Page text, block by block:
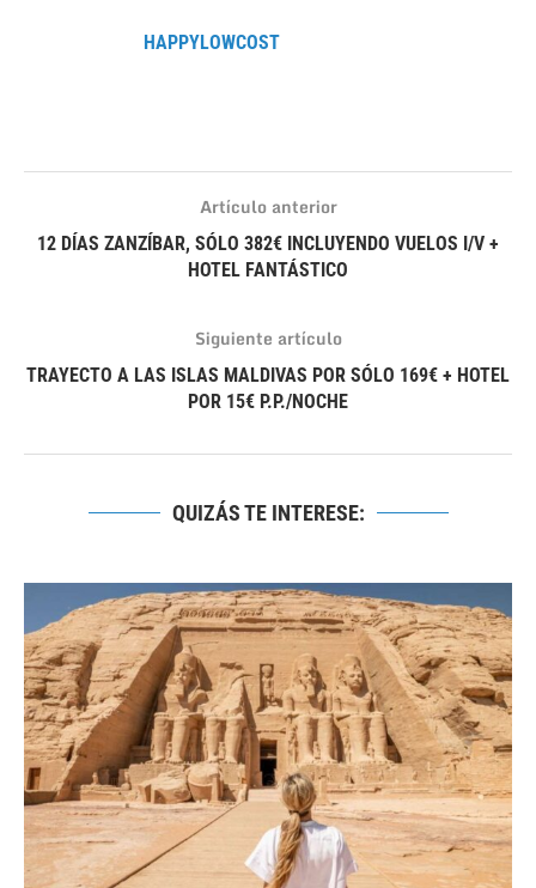
HAPPYLOWCOST
Artículo anterior
12 DÍAS ZANZÍBAR, SÓLO 382€ INCLUYENDO VUELOS I/V +
HOTEL FANTÁSTICO
Siguiente artículo
TRAYECTO A LAS ISLAS MALDIVAS POR SÓLO 169€ + HOTEL
POR 15€ P.P./NOCHE
QUIZÁS TE INTERESE: